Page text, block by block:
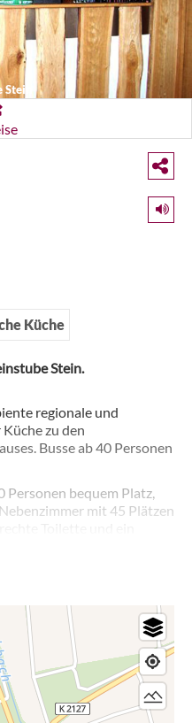
Küche
Stein.
regionale und
zu den
Busse ab 40 Personen
bequem Platz,
mit 45 Plätzen
Unsere
Freitag bis Sonntag von